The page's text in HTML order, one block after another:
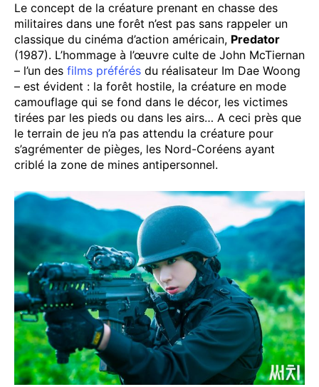
Le concept de la créature prenant en chasse des
militaires dans une forêt n’est pas sans rappeler un
classique du cinéma d’action américain, Predator
(1987). L’hommage à l’œuvre culte de John McTiernan
– l’un des films préférés du réalisateur Im Dae Woong
– est évident : la forêt hostile, la créature en mode
camouflage qui se fond dans le décor, les victimes
tirées par les pieds ou dans les airs… A ceci près que
le terrain de jeu n’a pas attendu la créature pour
s’agrémenter de pièges, les Nord-Coréens ayant
criblé la zone de mines antipersonnel.